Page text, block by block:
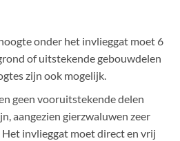
onder het invlieggat moet 6
of uitstekende gebouwdelen
zijn ook mogelijk.
geen vooruitstekende delen
aangezien gierzwaluwen zeer
Het invlieggat moet direct en vrij